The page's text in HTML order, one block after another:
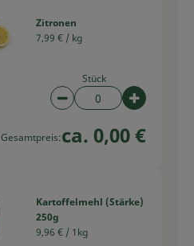
Zitronen
7,99 € / kg
Stück
Artikelanzahl
Gesamtpreis:ca. 0,00 €
Kartoffelmehl (Stärke)
250g
9,96 € / 1kg